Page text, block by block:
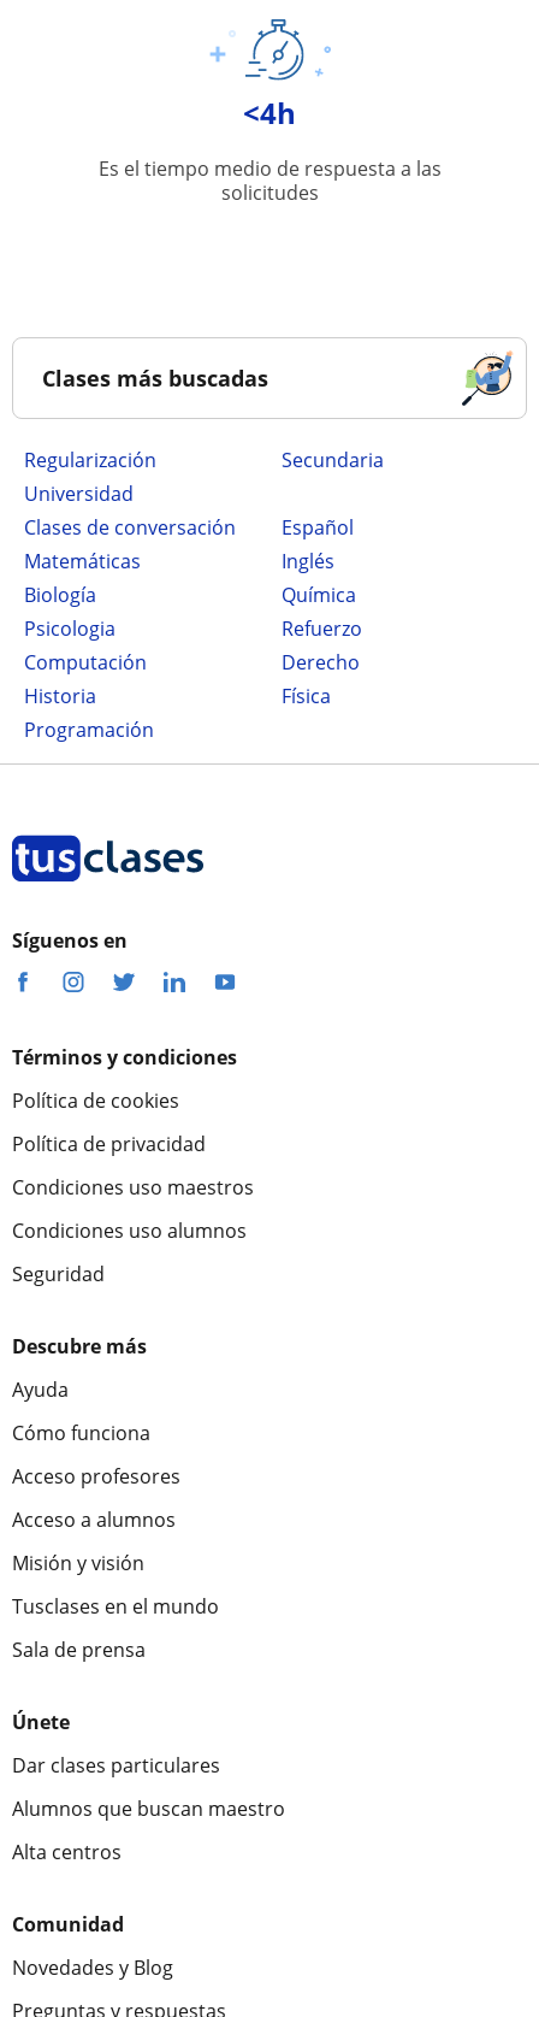
<4h
Es el tiempo medio de respuesta a las
solicitudes
Clases más buscadas
Regularización
secundaria
Universidad
Clases de conversación
Español
Matemáticas
Inglés
Biología
Química
Psicologia
Refuerzo
Computación
Derecho
Historia
Física
Programación
Síguenos en
Términos y condiciones
Política de cookies
Política de privacidad
Condiciones uso maestros
Condiciones uso alumnos
Seguridad
Descubre más
Ayuda
Cómo funciona
Acceso profesores
Acceso a alumnos
Misión y visión
Tusclases en el mundo
Sala de prensa
Únete
Dar clases particulares
Alumnos que buscan maestro
Alta centros
Comunidad
Novedades y Blog
Preguntas y respuestas